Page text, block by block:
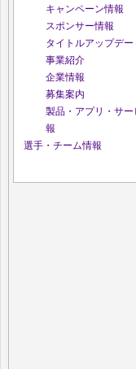
キャンペーン情報
スポンサー情報
タイトルアップデー
事業紹介
企業情報
募集案内
製品・アプリ・サ
報
選手・チーム情報